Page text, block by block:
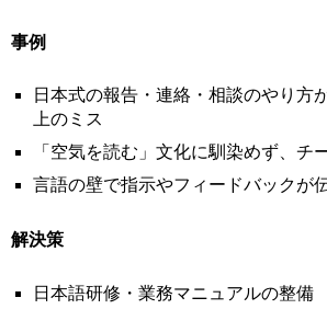
事例
日本式の報告・連絡・相談のやり方
上のミス
「空気を読む」文化に馴染めず、チ
言語の壁で指示やフィードバックが
解決策
日本語研修・業務マニュアルの整備